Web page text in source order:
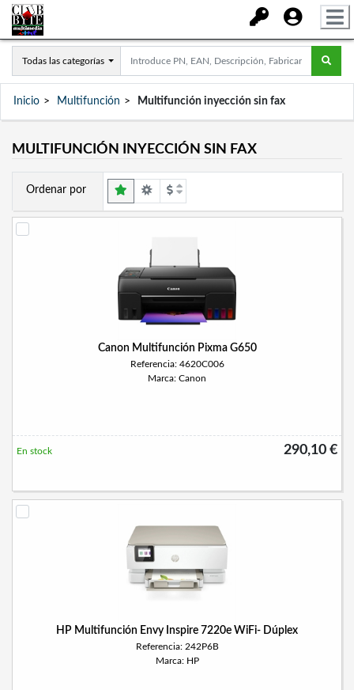
Todas las categorías
Inicio Multifunción Multifunción inyección sin fax
MULTIFUNCIÓN INYECCIÓN SIN FAX
Ordenar por
Canon Multifunción Pixma G650
Referencia: 4620C006
Marca: Canon
290,10 €
En stock
HP Multifunción Envy Inspire 7220e WiFi- Dúplex
Referencia: 242P6B
Marca: HP